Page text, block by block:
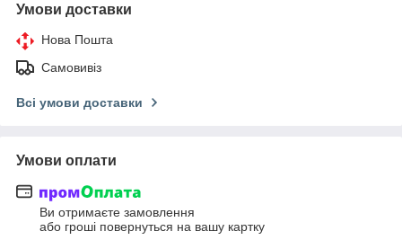
Умови доставки
Нова Пошта
Самовивіз
Всі умови доставки
Умови оплати
Ви отримаєте замовлення
або гроші повернуться на вашу картку